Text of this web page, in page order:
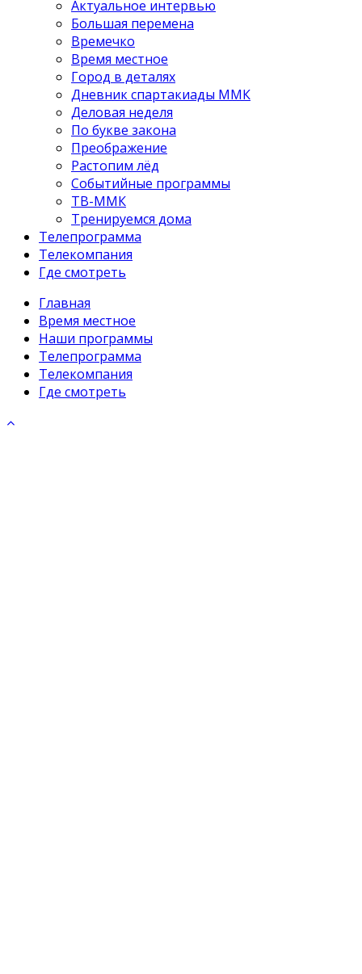
Актуальное интервью
Большая перемена
Времечко
Время местное
Город в деталях
Дневник спартакиады ММК
Деловая неделя
По букве закона
Преображение
Растопим лёд
Событийные программы
ТВ-ММК
Тренируемся дома
Телепрограмма
Телекомпания
Где смотреть
Главная
Время местное
Наши программы
Телепрограмма
Телекомпания
Где смотреть